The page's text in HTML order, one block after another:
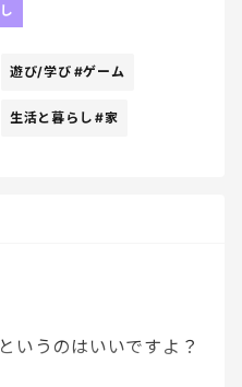
なくて夕飯作りをして
ープです😇
！といいたいところだ
よねぇ
ら、しばらくゲーム禁
遊び/学び #ゲーム
生活と暮らし #家
いうのはいいですよ？